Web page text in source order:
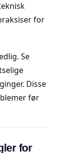
for
Se
Disse
før
for